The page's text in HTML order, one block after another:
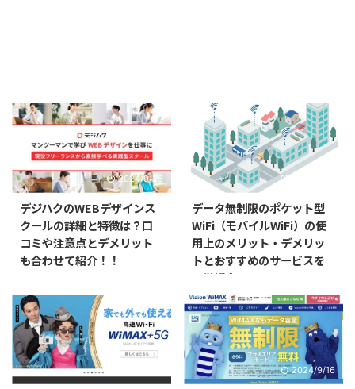
2024/9/25
デジハクのWEBデザインス
クールの詳細と特徴は？口
コミや注意点とデメリット
も合わせて紹介！！
データ無制限のポケット型
WiFi（モバイルWiFi）の使
用上のメリット・デメリッ
トとおすすめのサービスを
一挙紹介！！
2024/9/16